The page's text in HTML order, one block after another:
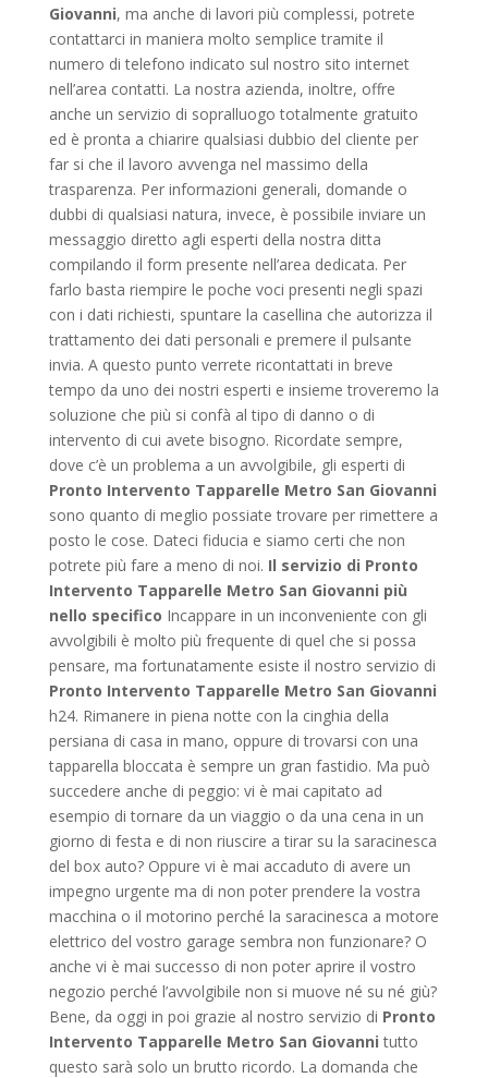
Giovanni, ma anche di lavori più complessi, potrete
contattarci in maniera molto semplice tramite il
numero di telefono indicato sul nostro sito internet
nell’area contatti. La nostra azienda, inoltre, offre
anche un servizio di sopralluogo totalmente gratuito
ed è pronta a chiarire qualsiasi dubbio del cliente per
far si che il lavoro avvenga nel massimo della
trasparenza. Per informazioni generali, domande o
dubbi di qualsiasi natura, invece, è possibile inviare un
messaggio diretto agli esperti della nostra ditta
compilando il form presente nell’area dedicata. Per
farlo basta riempire le poche voci presenti negli spazi
con i dati richiesti, spuntare la casellina che autorizza il
trattamento dei dati personali e premere il pulsante
invia. A questo punto verrete ricontattati in breve
tempo da uno dei nostri esperti e insieme troveremo la
soluzione che più si confà al tipo di danno o di
intervento di cui avete bisogno. Ricordate sempre,
dove c’è un problema a un avvolgibile, gli esperti di
Pronto Intervento Tapparelle Metro San Giovanni
sono quanto di meglio possiate trovare per rimettere a
posto le cose. Dateci fiducia e siamo certi che non
potrete più fare a meno di noi. Il servizio di Pronto
Intervento Tapparelle Metro San Giovanni più
nello specifico Incappare in un inconveniente con gli
avvolgibili è molto più frequente di quel che si possa
pensare, ma fortunatamente esiste il nostro servizio di
Pronto Intervento Tapparelle Metro San Giovanni
h24. Rimanere in piena notte con la cinghia della
persiana di casa in mano, oppure di trovarsi con una
tapparella bloccata è sempre un gran fastidio. Ma può
succedere anche di peggio: vi è mai capitato ad
esempio di tornare da un viaggio o da una cena in un
giorno di festa e di non riuscire a tirar su la saracinesca
del box auto? Oppure vi è mai accaduto di avere un
impegno urgente ma di non poter prendere la vostra
macchina o il motorino perché la saracinesca a motore
elettrico del vostro garage sembra non funzionare? O
anche vi è mai successo di non poter aprire il vostro
negozio perché l’avvolgibile non si muove né su né giù?
Bene, da oggi in poi grazie al nostro servizio di Pronto
Intervento Tapparelle Metro San Giovanni tutto
questo sarà solo un brutto ricordo. La domanda che